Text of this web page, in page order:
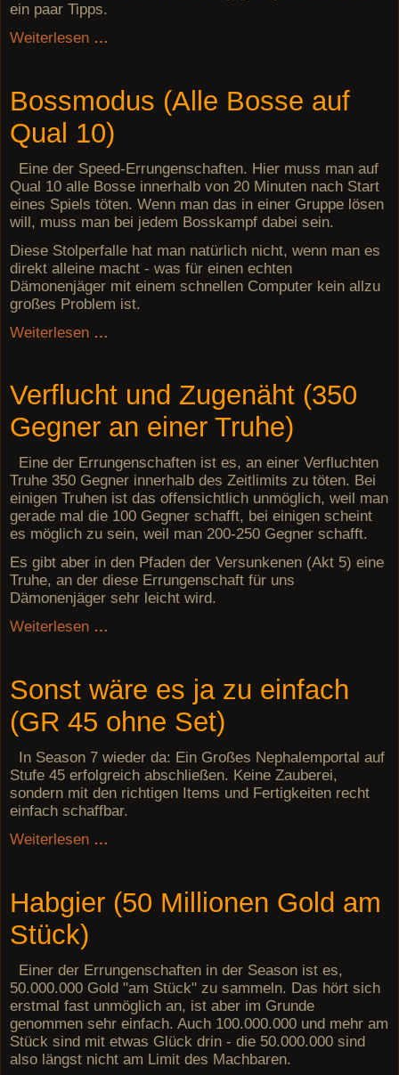
ein paar Tipps.
Weiterlesen …
Bossmodus (Alle Bosse auf
Qual 10)
Eine der Speed-Errungenschaften. Hier muss man auf
Qual 10 alle Bosse innerhalb von 20 Minuten nach Start
eines Spiels töten. Wenn man das in einer Gruppe lösen
will, muss man bei jedem Bosskampf dabei sein.
Diese Stolperfalle hat man natürlich nicht, wenn man es
direkt alleine macht - was für einen echten
Dämonenjäger mit einem schnellen Computer kein allzu
großes Problem ist.
Weiterlesen …
Verflucht und Zugenäht (350
Gegner an einer Truhe)
Eine der Errungenschaften ist es, an einer Verfluchten
Truhe 350 Gegner innerhalb des Zeitlimits zu töten. Bei
einigen Truhen ist das offensichtlich unmöglich, weil man
gerade mal die 100 Gegner schafft, bei einigen scheint
es möglich zu sein, weil man 200-250 Gegner schafft.
Es gibt aber in den Pfaden der Versunkenen (Akt 5) eine
Truhe, an der diese Errungenschaft für uns
Dämonenjäger sehr leicht wird.
Weiterlesen …
Sonst wäre es ja zu einfach
(GR 45 ohne Set)
In Season 7 wieder da: Ein Großes Nephalemportal auf
Stufe 45 erfolgreich abschließen. Keine Zauberei,
sondern mit den richtigen Items und Fertigkeiten recht
einfach schaffbar.
Weiterlesen …
Habgier (50 Millionen Gold am
Stück)
Einer der Errungenschaften in der Season ist es,
50.000.000 Gold "am Stück" zu sammeln. Das hört sich
erstmal fast unmöglich an, ist aber im Grunde
genommen sehr einfach. Auch 100.000.000 und mehr am
Stück sind mit etwas Glück drin - die 50.000.000 sind
also längst nicht am Limit des Machbaren.